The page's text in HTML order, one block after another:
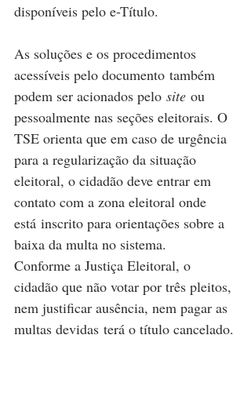
disponíveis pelo e-Título.
As soluções e os procedimentos
acessíveis pelo documento também
podem ser acionados pelo site ou
pessoalmente nas seções eleitorais. O
TSE orienta que em caso de urgência
para a regularização da situação
eleitoral, o cidadão deve entrar em
contato com a zona eleitoral onde
está inscrito para orientações sobre a
baixa da multa no sistema.
Conforme a Justiça Eleitoral, o
cidadão que não votar por três pleitos,
nem justificar ausência, nem pagar as
multas devidas terá o título cancelado.